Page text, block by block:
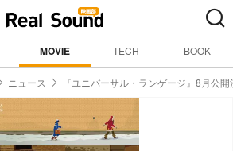
MOVIE TECH BOOK
ニュース 『ユニバーサル・ランゲージ』8月公開